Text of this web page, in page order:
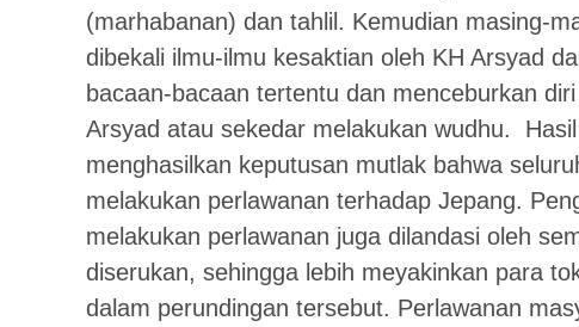
(marhabanan) dan tahlil. Kemudian masing-
dibekali ilmu-ilmu kesaktian oleh KH Arsyad
bacaan-bacaan tertentu dan menceburkan
Arsyad atau sekedar melakukan wudhu.
menghasilkan keputusan mutlak bahwa
melakukan perlawanan terhadap Jepang.
melakukan perlawanan juga dilandasi oleh
diserukan, sehingga lebih meyakinkan para
dalam perundingan tersebut. Perlawanan